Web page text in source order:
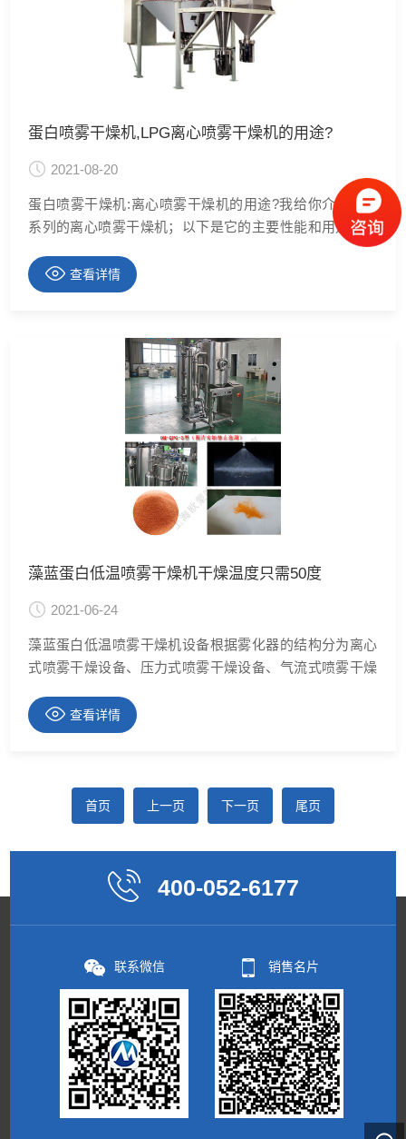
蛋白喷雾干燥机,LPG离心喷雾干燥机的用途?
2021-08-20
蛋白喷雾干燥机:离心喷雾干燥机的用途?我给你介绍LPG
系列的离心喷雾干燥机；以下是它的主要性能和用途以及
相关参数；入口温度-自控出口温度80-90水份*大蒸发
量-50L离心喷雾头传动形式压缩空气传动机械传统**转
速-25000喷雾盘直径50-100热源电蒸气+电蒸气+电，燃
查看详情
藻蓝蛋白低温喷雾干燥机干燥温度只需50度
2021-06-24
藻蓝蛋白低温喷雾干燥机设备根据雾化器的结构分为离心
式喷雾干燥设备、压力式喷雾干燥设备、气流式喷雾干燥
状材料的干燥，**是高热敏性材料和材料液浓缩过程中易
于分散的材料的干燥。它利用喷雾的方法使物料变成雾
查看详情
首页 上一页 下一页 尾页
400-052-6177
联系微信 销售名片